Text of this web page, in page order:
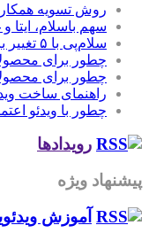
روش تسویه
سهم باسلام، ایتا
سلام‌پی با ۵ تغییر بزرگ در سال جدید
چطور برای
چطور برای
راهنمای ساخت
چطور با ویدئو
رویدادها
پیشنهاد ویژه
آموزش‌